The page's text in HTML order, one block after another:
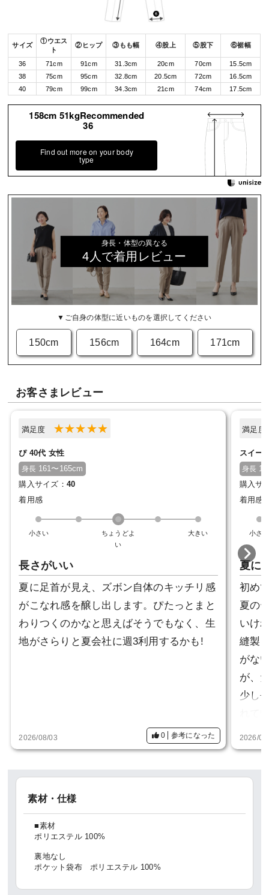
サイズ
①ウエス
ト
②ヒップ ③もも幅 ④股上 ⑤股下 ⑥裾幅
36 71cm 91cm 31.3cm 20cm 70cm
15.5cm
38
75cm 95cm 32.8cm 20.5cm 72cm
16.5cm
40
79cm 99cm 34.3cm 21cm 74cm 17.5cm
158cm 51kgRecommended
36
Find out more on your body
type
身長・体型の異なる
4人で着用レビュー
▼ご自身の体型に近いものを選択してください
150cm 156cm 164cm 171cm
お客さまレビュー
満足度
ぴ 40代 女性
身長 161〜165cm
購入サイズ： 40
着用感
小さい
ちょうどよ
い
大きい
長さがいい
夏に足首が見え、ズボン自体のキッチリ感
がこなれ感を醸し出します。ぴたっとまと
わりつくのかなと思えばそうでもなく、生
地がさらりと夏会社に週3利用するかも!
2026/08/03 0 参考になった
満足
スイー
身長
購入サ
着用感
小さい
夏に
初め
夏の
いけ
縫製
がな
が、
少し
2026/
素材・仕様
■素材
ポリエステル 100%
裏地なし
ポケット袋布 ポリエステル 100%